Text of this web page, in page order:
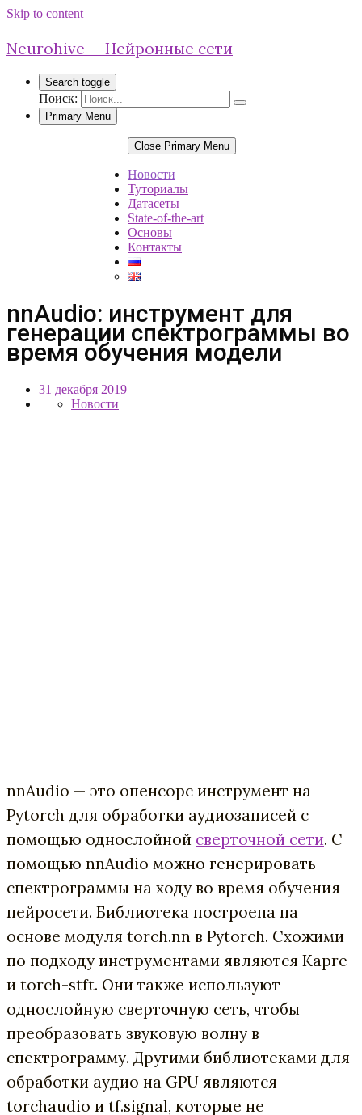
Skip to content
Neurohive — Нейронные сети
Search toggle
Поиск:
Primary Menu
Close Primary Menu
Новости
Туториалы
Датасеты
State-of-the-art
Основы
Контакты
nnAudio: инструмент для
генерации спектрограммы во
время обучения модели
31 декабря 2019
Новости
nnAudio — это опенсорс инструмент на
Pytorch для обработки аудиозаписей с
помощью однослойной сверточной сети. С
помощью nnAudio можно генерировать
спектрограммы на ходу во время обучения
нейросети. Библиотека построена на
основе модуля torch.nn в Pytorch. Схожими
по подходу инструментами являются Kapre
и torch-stft. Они также используют
однослойную сверточную сеть, чтобы
преобразовать звуковую волну в
спектрограмму. Другими библиотеками для
обработки аудио на GPU являются
torchaudio и tf.signal, которые не